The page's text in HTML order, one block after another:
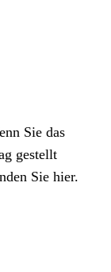
Sie das
gestellt
Sie hier.